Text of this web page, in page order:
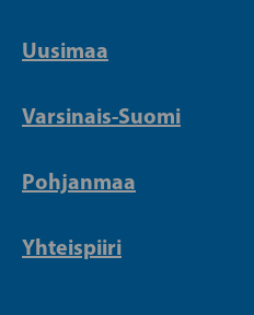
Uusimaa
Varsinais-Suomi
Pohjanmaa
Yhteispiiri